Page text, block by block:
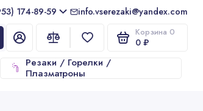
info.vserezaki@yandex.com
Корзина 0
0 ₽
Резаки / Горелки /
Плазматроны